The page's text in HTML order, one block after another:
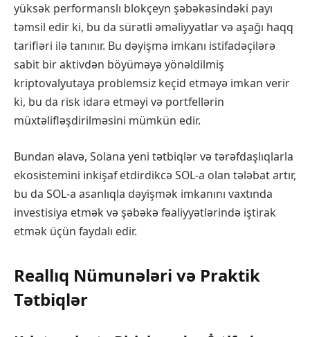
yüksək performanslı blokçeyn şəbəkəsindəki payı
təmsil edir ki, bu da sürətli əməliyyatlar və aşağı haqq
tarifləri ilə tanınır. Bu dəyişmə imkanı istifadəçilərə
sabit bir aktivdən böyüməyə yönəldilmiş
kriptovalyutaya problemsiz keçid etməyə imkan verir
ki, bu da risk idarə etməyi və portfellərin
müxtəlifləşdirilməsini mümkün edir.
Bundan əlavə, Solana yeni tətbiqlər və tərəfdaşlıqlarla
ekosistemini inkişaf etdirdikcə SOL-a olan tələbat artır,
bu da SOL-a asanlıqla dəyişmək imkanını vaxtında
investisiya etmək və şəbəkə fəaliyyətlərində iştirak
etmək üçün faydalı edir.
Reallıq Nümunələri və Praktik
Tətbiqlər